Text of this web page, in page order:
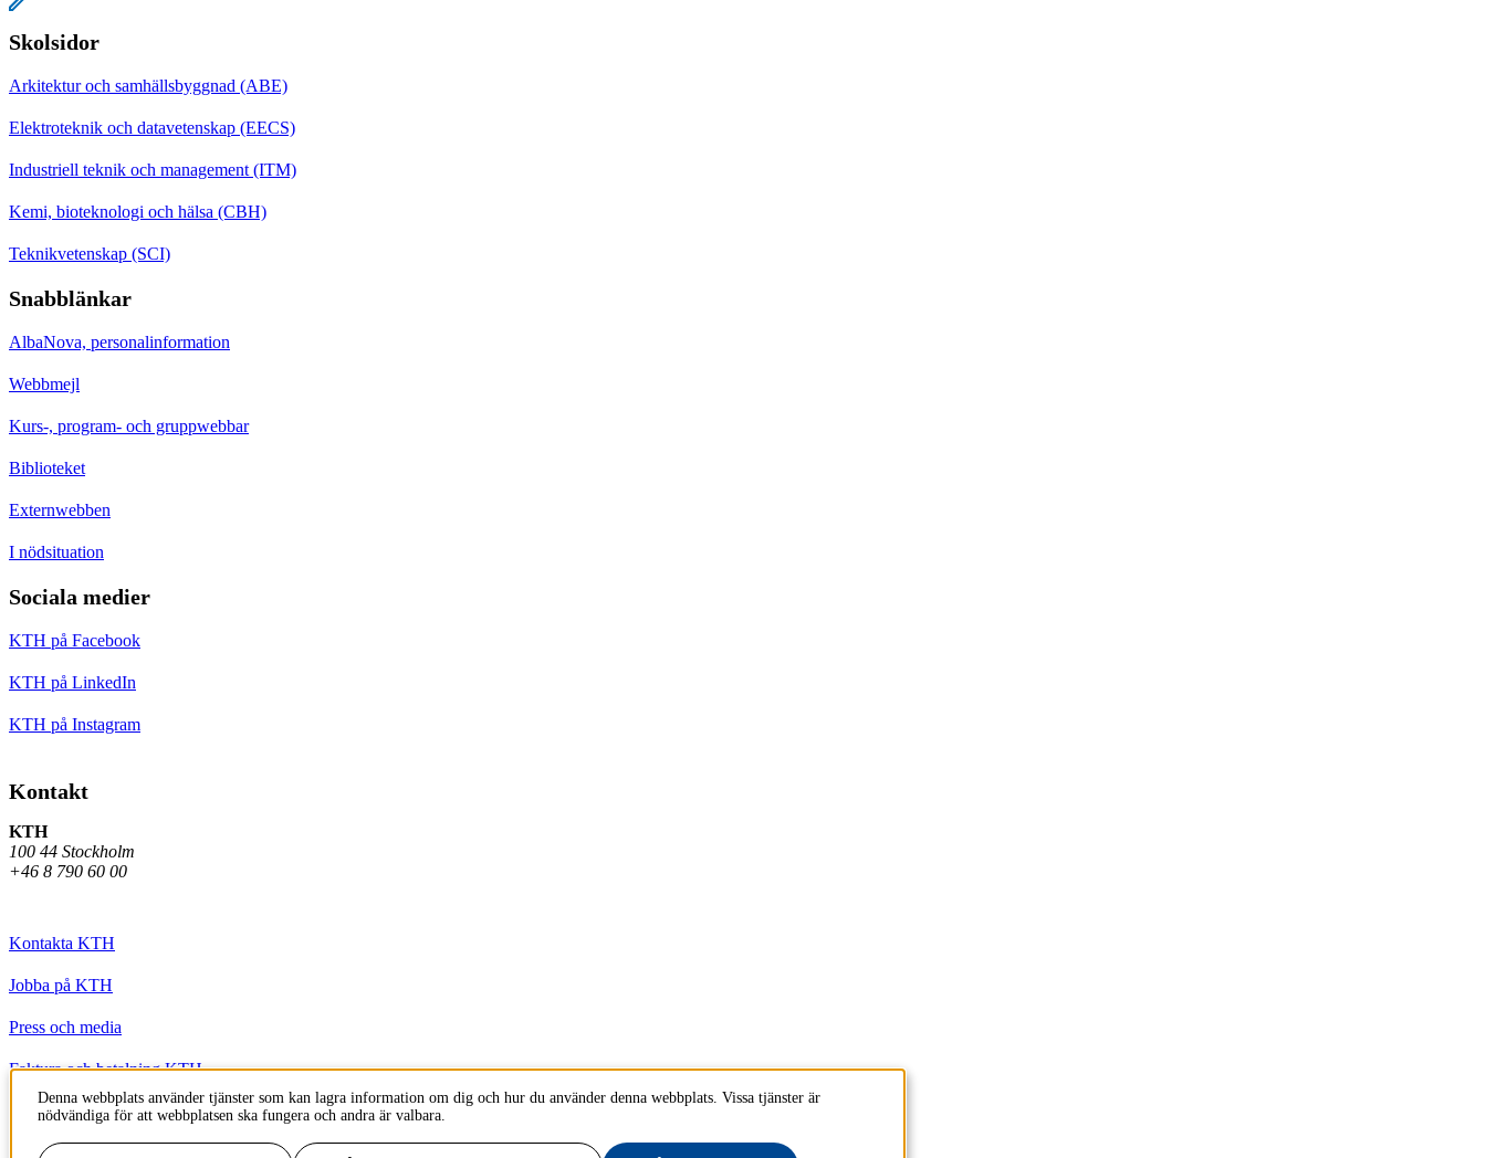
Skolsidor
Arkitektur och samhällsbyggnad (ABE)
Elektroteknik och datavetenskap (EECS)
Industriell teknik och management (ITM)
Kemi, bioteknologi och hälsa (CBH)
Teknikvetenskap (SCI)
Snabblänkar
AlbaNova, personalinformation
Webbmejl
Kurs-, program- och gruppwebbar
Biblioteket
Externwebben
I nödsituation
Sociala medier
KTH på Facebook
KTH på LinkedIn
KTH på Instagram
Kontakt
KTH
100 44 Stockholm
+46 8 790 60 00
Kontakta KTH
Jobba på KTH
Press och media
Faktura och betalning KTH
Om KTH:s webbplatser
Tillgänglighetsredogörelse
Denna webbplats använder tjänster som kan lagra information om dig och hur du använder denna webbplats. Vissa tjänster är
nödvändiga för att webbplatsen ska fungera och andra är valbara.